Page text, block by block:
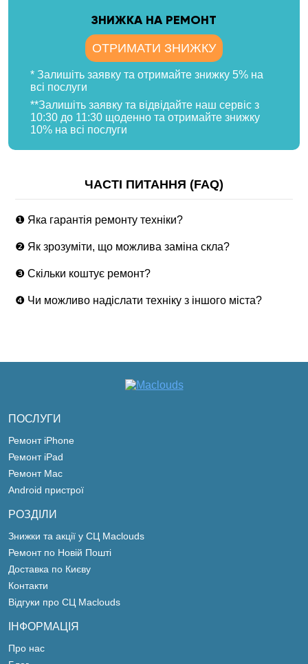
ЗНИЖКА НА РЕМОНТ
ОТРИМАТИ ЗНИЖКУ
* Залишіть заявку та отримайте знижку 5% на
всі послуги
**Залишіть заявку та відвідайте наш сервіс з
10:30 до 11:30 щоденно та отримайте знижку
10% на всі послуги
ЧАСТІ ПИТАННЯ (FAQ)
❶ Яка гарантія ремонту техніки?
❷ Як зрозуміти, що можлива заміна скла?
❸ Скільки коштує ремонт?
❹ Чи можливо надіслати техніку з іншого міста?
ПОСЛУГИ
Ремонт iPhone
Ремонт iPad
Ремонт Mac
Android пристрої
РОЗДІЛИ
Знижки та акції у СЦ Maclouds
Ремонт по Новій Пошті
Доставка по Києву
Контакти
Відгуки про СЦ Maclouds
ІНФОРМАЦІЯ
Про нас